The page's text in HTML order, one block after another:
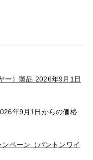
ー）製品 2026年9月1日
年9月1日からの価格
ペーン（パントンワイ